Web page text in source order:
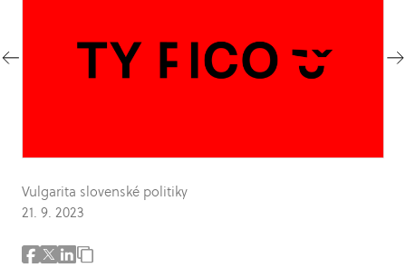
Vulgarita slovenské politiky
21. 9. 2023